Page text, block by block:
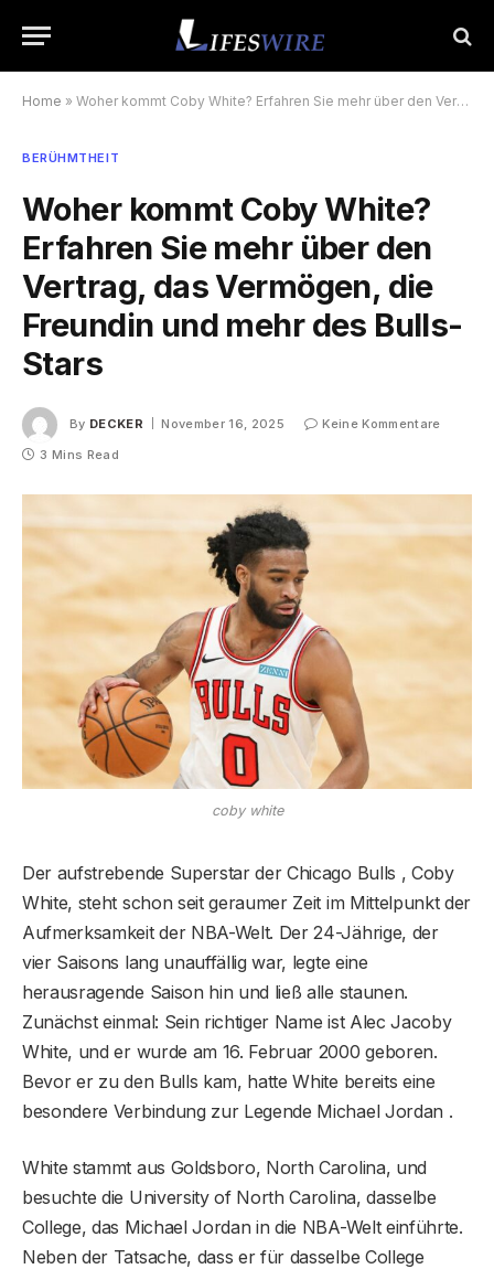
Home » Woher kommt Coby White? Erfahren Sie mehr über den Vertrag, das Vermögen, die Freundin und mehr des Bulls-Stars
BERÜHMTHEIT
Woher kommt Coby White?
Erfahren Sie mehr über den
Vertrag, das Vermögen, die
Freundin und mehr des Bulls-
Stars
By DECKER November 16, 2025
Keine Kommentare
3 Mins Read
coby white
Der aufstrebende Superstar der Chicago Bulls , Coby
White, steht schon seit geraumer Zeit im Mittelpunkt der
Aufmerksamkeit der NBA-Welt. Der 24-Jährige, der
vier Saisons lang unauffällig war, legte eine
herausragende Saison hin und ließ alle staunen.
Zunächst einmal: Sein richtiger Name ist Alec Jacoby
White, und er wurde am 16. Februar 2000 geboren.
Bevor er zu den Bulls kam, hatte White bereits eine
besondere Verbindung zur Legende Michael Jordan .
White stammt aus Goldsboro, North Carolina, und
besuchte die University of North Carolina, dasselbe
College, das Michael Jordan in die NBA-Welt einführte.
Neben der Tatsache, dass er für dasselbe College